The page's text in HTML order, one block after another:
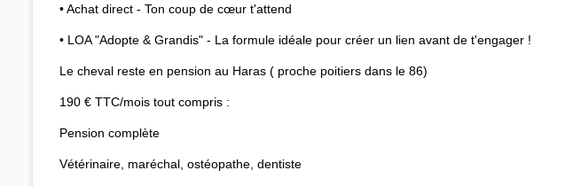
• Achat direct - Ton coup de cœur t'attend
• LOA "Adopte & Grandis" - La formule idéale pour créer un lien avant de t'engager !
Le cheval reste en pension au Haras ( proche poitiers dans le 86)
190 € TTC/mois tout compris :
Pension complète
Vétérinaire, maréchal, ostéopathe, dentiste